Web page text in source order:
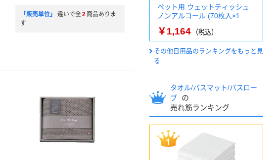
「販売単位」 違いで全2 商品ありま
す
ペット用 ウェットティッシュ
ノンアルコール (70枚入×1…
￥1,164 （税込）
その他日用品のランキングをもっと見
る
タオル/バスマット/バスロー
ブ
の
売れ筋ランキング